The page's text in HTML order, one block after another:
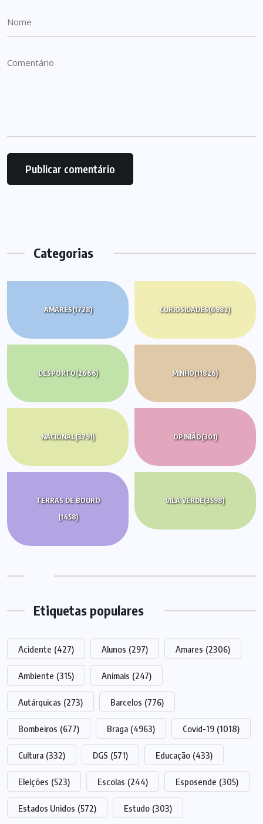
Categorias
AMARES(1728) CURIOSIDADES(6982)
DESPORTO(2666) MINHO(11826)
NACIONAL(3791) OPINIÃO(301)
TERRAS DE BOURO
(1458)
VILA VERDE(3598)
Etiquetas populares
Acidente (427) Alunos (297) Amares (2306)
Ambiente (315) Animais (247)
Autárquicas (273) Barcelos (776)
Bombeiros (677) Braga (4963) Covid-19 (1018)
Cultura (332) DGS (571) Educação (433)
Eleições (523) Escolas (244) Esposende (305)
Estados Unidos (572) Estudo (303)